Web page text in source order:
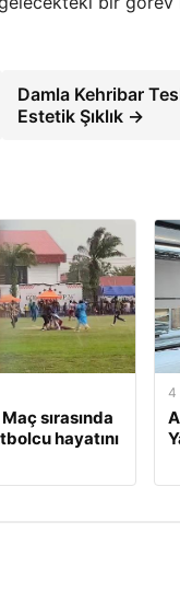
Damla Kehribar
Estetik Şıklık →
sırasında
hayatını
4